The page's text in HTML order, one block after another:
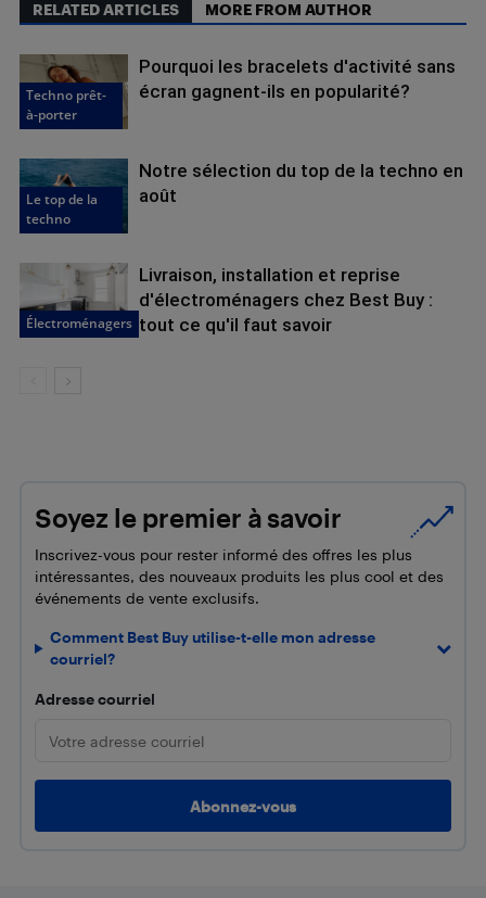
RELATED ARTICLES MORE FROM AUTHOR
Techno prêt-
à-porter
Pourquoi les bracelets d'activité sans
écran gagnent-ils en popularité?
Le top de la
techno
Notre sélection du top de la techno en
août
Électroménagers
Livraison, installation et reprise
d'électroménagers chez Best Buy :
tout ce qu'il faut savoir
Soyez le premier à savoir
Inscrivez-vous pour rester informé des offres les plus
intéressantes, des nouveaux produits les plus cool et des
événements de vente exclusifs.
Comment Best Buy utilise-t-elle mon adresse
courriel?
Adresse courriel